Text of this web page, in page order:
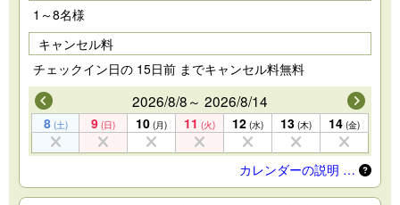
1～8名様
キャンセル料
チェックイン日の 15日前 までキャンセル料無料
2026/8/8～ 2026/8/14
8 (土) 9 (日) 10 (月) 11 (火) 12 (水) 13 (木) 14 (金)
カレンダーの説明 …